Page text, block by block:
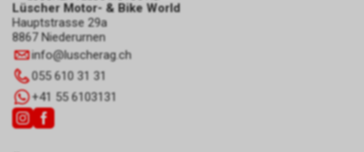
Lüscher Motor- & Bike World
Hauptstrasse 29a
8867 Niederurnen
info@luscherag.ch
055 610 31 31
+41 55 6103131